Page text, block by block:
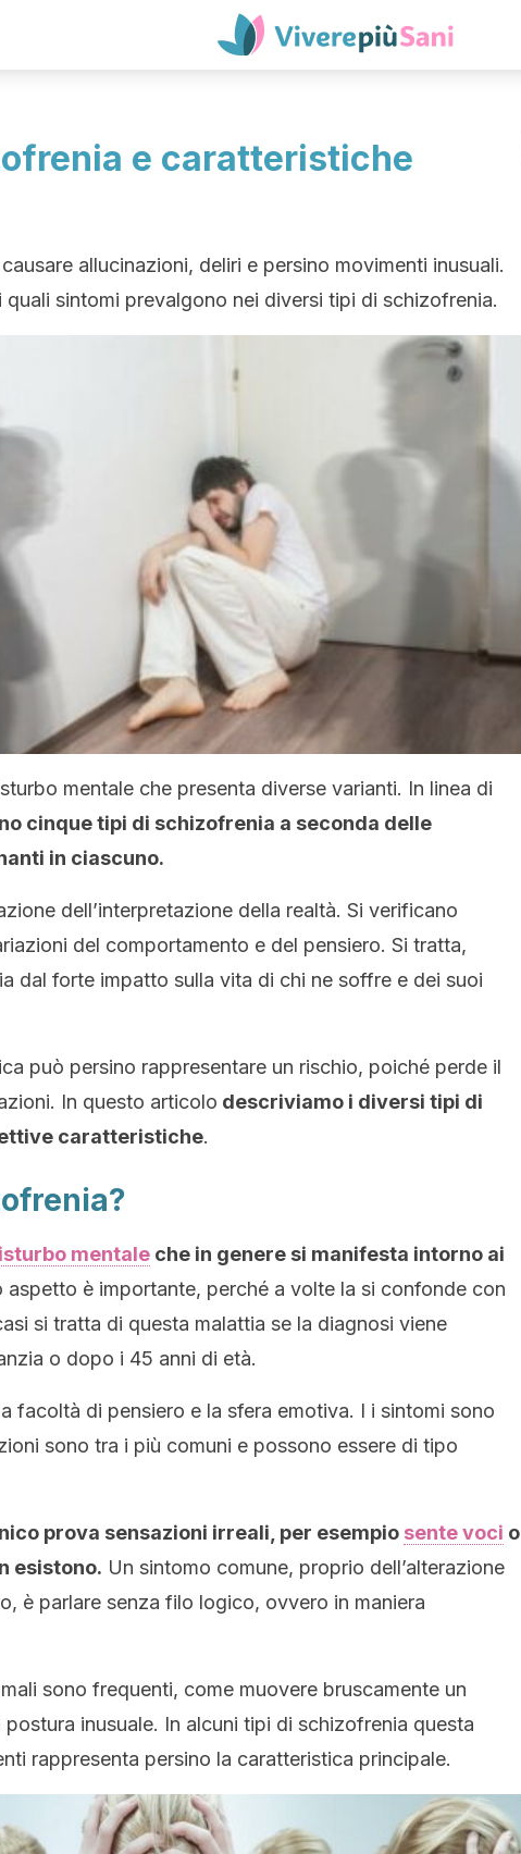
e caratteristiche
allucinazioni, deliri e persino movimenti inusuali.
quali sintomi prevalgono nei diversi tipi di schizofrenia.
mentale che presenta diverse varianti. In linea di
cinque tipi di schizofrenia a seconda delle
in ciascuno.
dell’interpretazione della realtà. Si verificano
del comportamento e del pensiero. Si tratta,
dal forte impatto sulla vita di chi ne soffre e dei suoi
può persino rappresentare un rischio, poiché perde il
In questo articolo descriviamo i diversi tipi di
caratteristiche.
mentale che in genere si manifesta intorno ai
aspetto è importante, perché a volte la si confonde con
si tratta di questa malattia se la diagnosi viene
o dopo i 45 anni di età.
facoltà di pensiero e la sfera emotiva. I i sintomi sono
sono tra i più comuni e possono essere di tipo
prova sensazioni irreali, per esempio sente voci o
esistono. Un sintomo comune, proprio dell’alterazione
è parlare senza filo logico, ovvero in maniera
sono frequenti, come muovere bruscamente un
inusuale. In alcuni tipi di schizofrenia questa
rappresenta persino la caratteristica principale.